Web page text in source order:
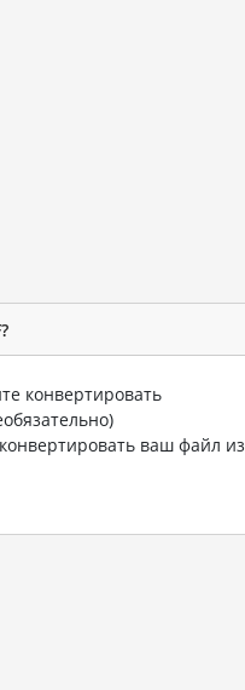
конвертировать
ваш файл из